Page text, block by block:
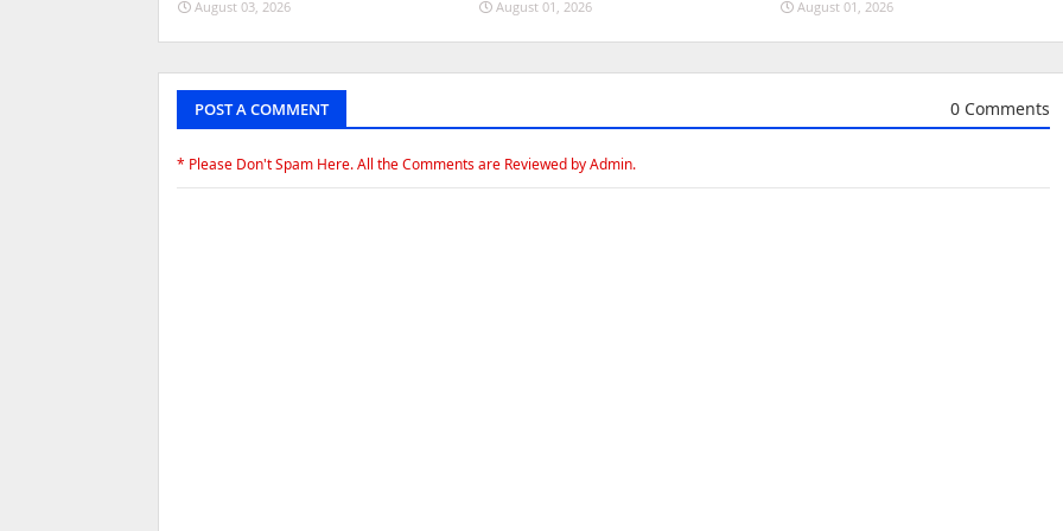
August 03, 2026 August 01, 2026 August 01, 2026
POST A COMMENT 0 Comments
* Please Don't Spam Here. All the Comments are Reviewed by Admin.